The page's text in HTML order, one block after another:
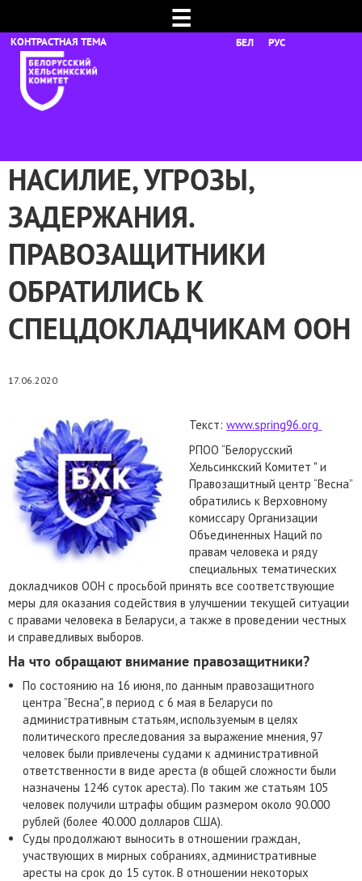
☰
БЕЛ РУС
НАСИЛИЕ, УГРОЗЫ,
ЗАДЕРЖАНИЯ.
ПРАВОЗАЩИТНИКИ
ОБРАТИЛИСЬ К
СПЕЦДОКЛАДЧИКАМ ООН
17.06.2020
Текст: www.spring96.org
РПОО “Белорусский
Хельсинкский Комитет " и
Правозащитный центр “Весна”
обратились к Верховному
комиссару Организации
Объединенных Наций по
правам человека и ряду
специальных тематических
докладчиков ООН с просьбой принять все соответствующие
меры для оказания содействия в улучшении текущей ситуации
с правами человека в Беларуси, а также в проведении честных
и справедливых выборов.
На что обращают внимание правозащитники?
По состоянию на 16 июня, по данным правозащитного
центра ”Весна", в период с 6 мая в Беларуси по
административным статьям, используемым в целях
политического преследования за выражение мнения, 97
человек были привлечены судами к административной
ответственности в виде ареста (в общей сложности были
назначены 1246 суток ареста). По таким же статьям 105
человек получили штрафы общим размером около 90.000
рублей (более 40.000 долларов США).
Суды продолжают выносить в отношении граждан,
участвующих в мирных собраниях, административные
аресты на срок до 15 суток. В отношении некоторых